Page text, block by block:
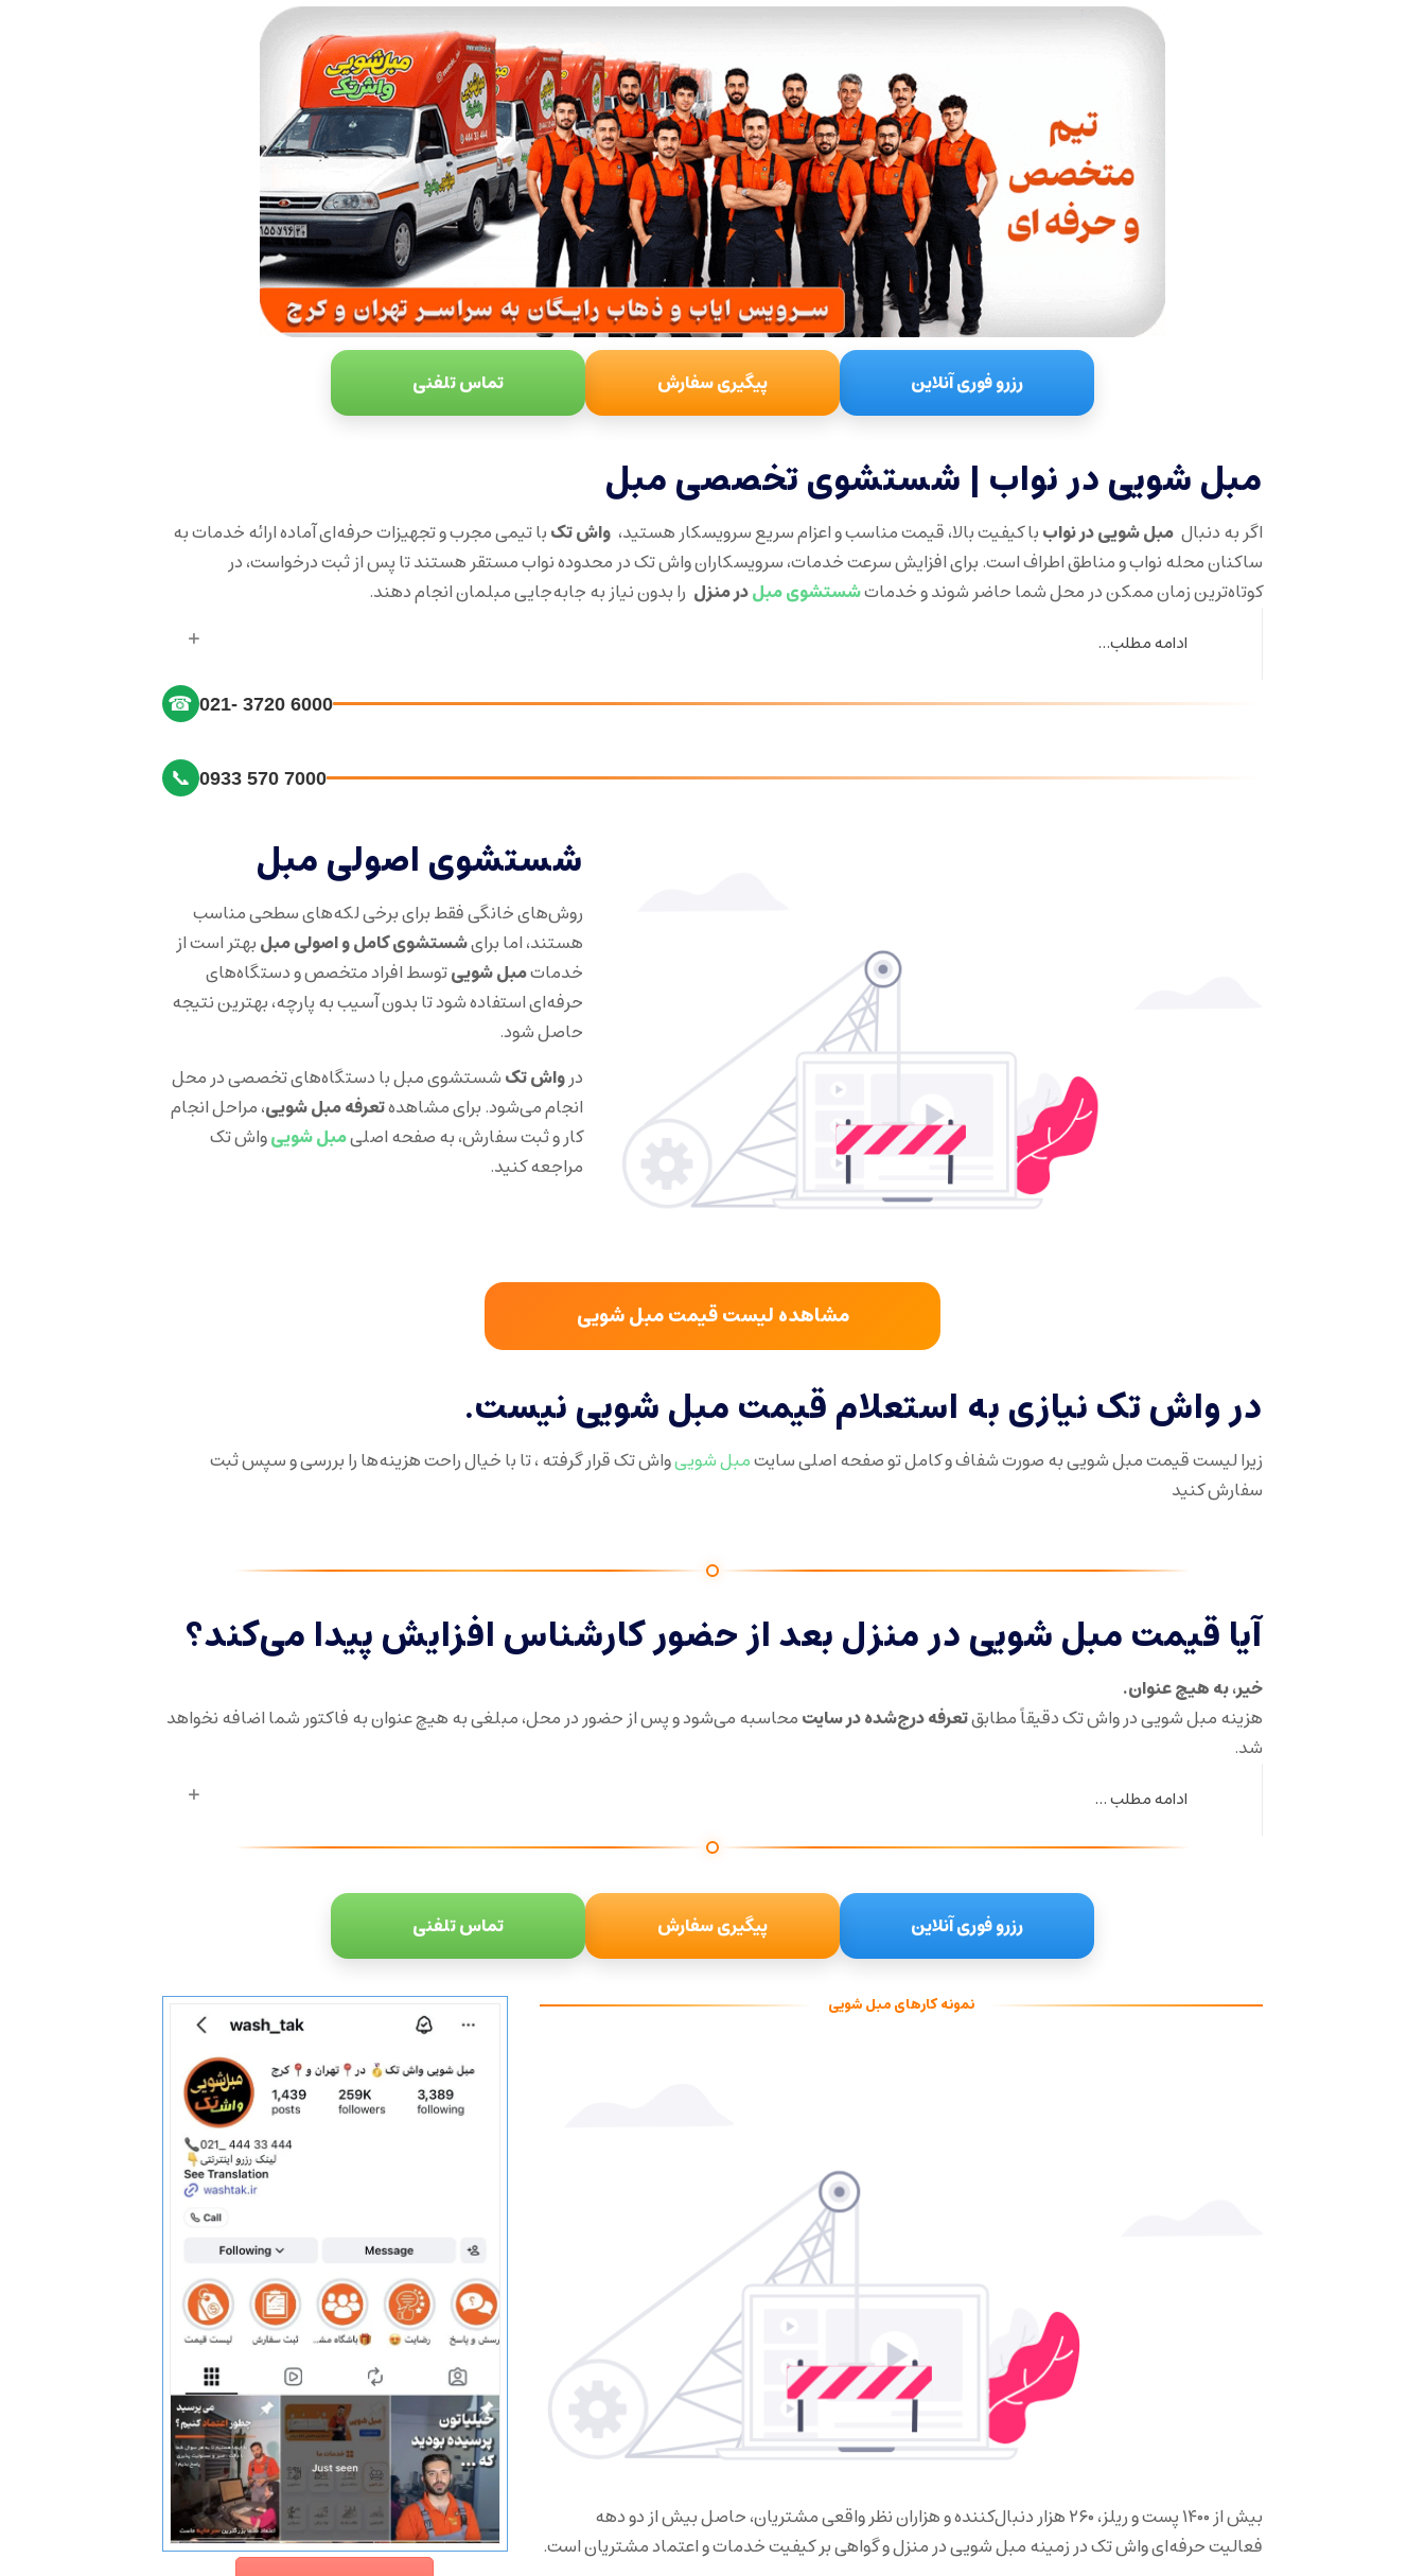
رزرو فوری آنلاین پیگیری سفارش تماس تلفنی
مبل شویی در نواب | شستشوی تخصصی مبل
اگر به دنبال مبل شویی در نواببا کیفیت بالا، قیمت مناسب و اعزام سریع سرویسکار هستید، واش تکبا تیمی مجرب و تجهیزات حرفه‌ای آماده ارائه خدمات به
ساکنان محله نواب و مناطق اطراف است. برای افزایش سرعت خدمات، سرویسکاران واش تک در محدوده نواب مستقر هستند تا پس از ثبت درخواست، در
کوتاه‌ترین زمان ممکن در محل شما حاضر شوند و خدماتشستشوی مبلدر منزل را بدون نیاز به جابه‌جایی مبلمان انجام دهند.
ادامه مطلب...
☎ 021- 3720 6000
📞 0933 570 7000
شستشوی اصولی مبل
روش‌های خانگی فقط برای برخی لکه‌های سطحی مناسب
هستند، اما برایشستشوی کامل و اصولی مبلبهتر است از
خدماتمبل شوییتوسط افراد متخصص و دستگاه‌های
حرفه‌ای استفاده شود تا بدون آسیب به پارچه، بهترین نتیجه
حاصل شود.
درواش تکشستشوی مبل با دستگاه‌های تخصصی در محل
انجام می‌شود. برای مشاهدهتعرفه مبل شویی، مراحل انجام
کار و ثبت سفارش، به صفحه اصلیمبل شوییواش تک
مراجعه کنید.
مشاهده لیست قیمت مبل شویی
در واش تک نیازی به استعلام قیمت مبل شویی نیست.
زیرا لیست قیمت مبل شویی به صورت شفاف و کامل تو صفحه اصلی سایتمبل شوییواش تک قرار گرفته ، تا با خیال راحت هزینه‌ها را بررسی و سپس ثبت
سفارش کنید
آیا قیمت مبل شویی در منزل بعد از حضور کارشناس افزایش پیدا می‌کند؟
خیر، به هیچ عنوان.
هزینه مبل شویی در واش تک دقیقاً مطابقتعرفه درج‌شده در سایتمحاسبه می‌شود و پس از حضور در محل، مبلغی به هیچ عنوان به فاکتور شما اضافه نخواهد
شد.
ادامه مطلب ...
رزرو فوری آنلاین پیگیری سفارش تماس تلفنی
نمونه کارهای مبل شویی
بیش از ۱۴۰۰ پست و ریلز، ۲۶۰ هزار دنبال‌کننده و هزاران نظر واقعی مشتریان، حاصل بیش از دو دهه
فعالیت حرفه‌ای واش تک در زمینه مبل شویی در منزل و گواهی بر کیفیت خدمات و اعتماد مشتریان است.